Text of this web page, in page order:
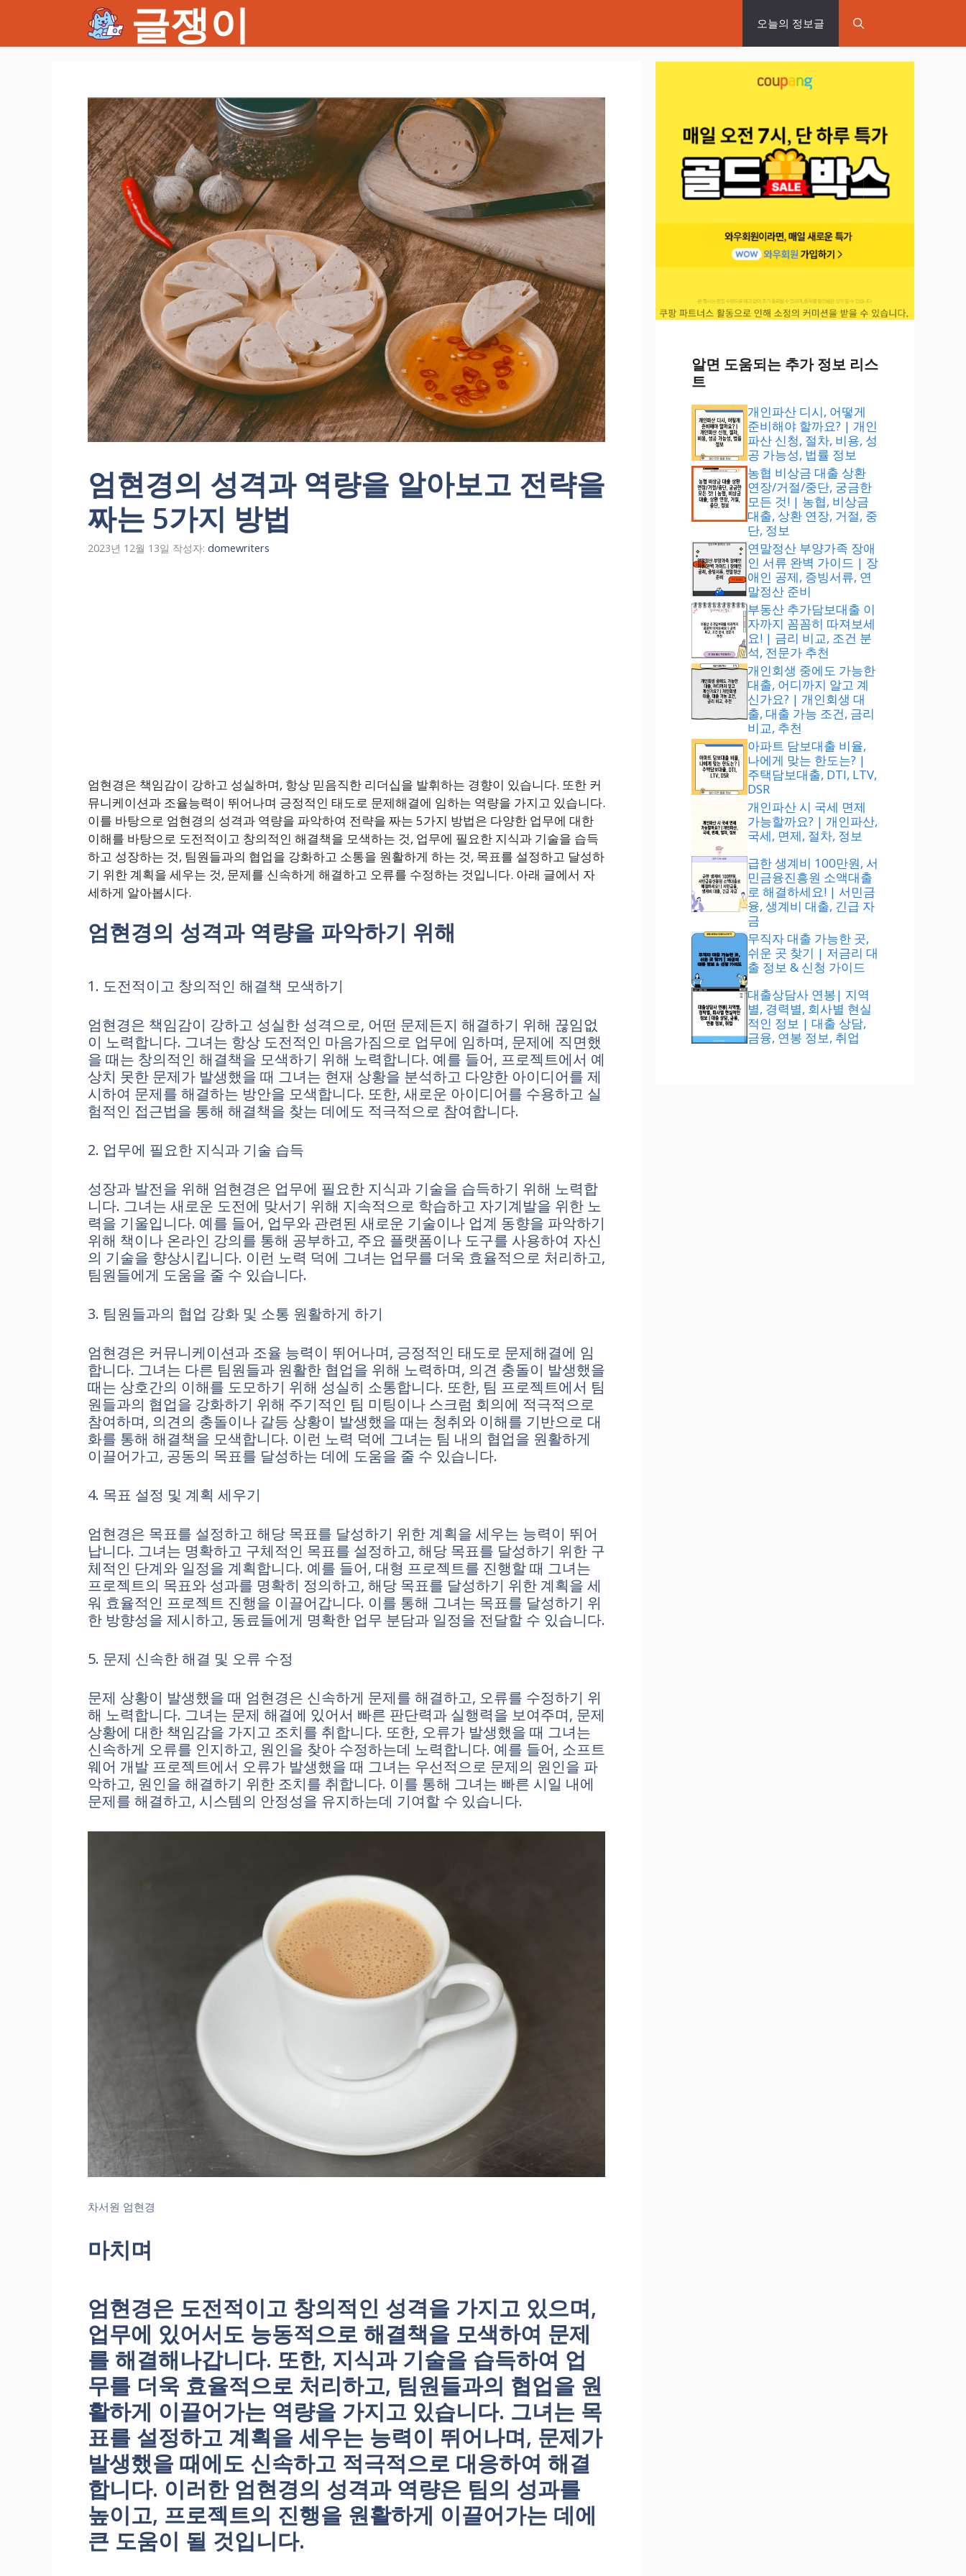
츠
글쟁이 오늘의 정보글
엄현경의 성격과 역량을 알아보고 전략을
짜는 5가지 방법
2023년 12월 13일 작성자: domewriters
엄현경은 책임감이 강하고 성실하며, 항상 믿음직한 리더십을 발휘하는 경향이 있습니다. 또한 커
뮤니케이션과 조율능력이 뛰어나며 긍정적인 태도로 문제해결에 임하는 역량을 가지고 있습니다.
이를 바탕으로 엄현경의 성격과 역량을 파악하여 전략을 짜는 5가지 방법은 다양한 업무에 대한
이해를 바탕으로 도전적이고 창의적인 해결책을 모색하는 것, 업무에 필요한 지식과 기술을 습득
하고 성장하는 것, 팀원들과의 협업을 강화하고 소통을 원활하게 하는 것, 목표를 설정하고 달성하
기 위한 계획을 세우는 것, 문제를 신속하게 해결하고 오류를 수정하는 것입니다. 아래 글에서 자
세하게 알아봅시다.
엄현경의 성격과 역량을 파악하기 위해
1. 도전적이고 창의적인 해결책 모색하기
엄현경은 책임감이 강하고 성실한 성격으로, 어떤 문제든지 해결하기 위해 끊임없
이 노력합니다. 그녀는 항상 도전적인 마음가짐으로 업무에 임하며, 문제에 직면했
을 때는 창의적인 해결책을 모색하기 위해 노력합니다. 예를 들어, 프로젝트에서 예
상치 못한 문제가 발생했을 때 그녀는 현재 상황을 분석하고 다양한 아이디어를 제
시하여 문제를 해결하는 방안을 모색합니다. 또한, 새로운 아이디어를 수용하고 실
험적인 접근법을 통해 해결책을 찾는 데에도 적극적으로 참여합니다.
2. 업무에 필요한 지식과 기술 습득
성장과 발전을 위해 엄현경은 업무에 필요한 지식과 기술을 습득하기 위해 노력합
니다. 그녀는 새로운 도전에 맞서기 위해 지속적으로 학습하고 자기계발을 위한 노
력을 기울입니다. 예를 들어, 업무와 관련된 새로운 기술이나 업계 동향을 파악하기
위해 책이나 온라인 강의를 통해 공부하고, 주요 플랫폼이나 도구를 사용하여 자신
의 기술을 향상시킵니다. 이런 노력 덕에 그녀는 업무를 더욱 효율적으로 처리하고,
팀원들에게 도움을 줄 수 있습니다.
3. 팀원들과의 협업 강화 및 소통 원활하게 하기
엄현경은 커뮤니케이션과 조율 능력이 뛰어나며, 긍정적인 태도로 문제해결에 임
합니다. 그녀는 다른 팀원들과 원활한 협업을 위해 노력하며, 의견 충돌이 발생했을
때는 상호간의 이해를 도모하기 위해 성실히 소통합니다. 또한, 팀 프로젝트에서 팀
원들과의 협업을 강화하기 위해 주기적인 팀 미팅이나 스크럼 회의에 적극적으로
참여하며, 의견의 충돌이나 갈등 상황이 발생했을 때는 청취와 이해를 기반으로 대
화를 통해 해결책을 모색합니다. 이런 노력 덕에 그녀는 팀 내의 협업을 원활하게
이끌어가고, 공동의 목표를 달성하는 데에 도움을 줄 수 있습니다.
4. 목표 설정 및 계획 세우기
엄현경은 목표를 설정하고 해당 목표를 달성하기 위한 계획을 세우는 능력이 뛰어
납니다. 그녀는 명확하고 구체적인 목표를 설정하고, 해당 목표를 달성하기 위한 구
체적인 단계와 일정을 계획합니다. 예를 들어, 대형 프로젝트를 진행할 때 그녀는
프로젝트의 목표와 성과를 명확히 정의하고, 해당 목표를 달성하기 위한 계획을 세
워 효율적인 프로젝트 진행을 이끌어갑니다. 이를 통해 그녀는 목표를 달성하기 위
한 방향성을 제시하고, 동료들에게 명확한 업무 분담과 일정을 전달할 수 있습니다.
5. 문제 신속한 해결 및 오류 수정
문제 상황이 발생했을 때 엄현경은 신속하게 문제를 해결하고, 오류를 수정하기 위
해 노력합니다. 그녀는 문제 해결에 있어서 빠른 판단력과 실행력을 보여주며, 문제
상황에 대한 책임감을 가지고 조치를 취합니다. 또한, 오류가 발생했을 때 그녀는
신속하게 오류를 인지하고, 원인을 찾아 수정하는데 노력합니다. 예를 들어, 소프트
웨어 개발 프로젝트에서 오류가 발생했을 때 그녀는 우선적으로 문제의 원인을 파
악하고, 원인을 해결하기 위한 조치를 취합니다. 이를 통해 그녀는 빠른 시일 내에
문제를 해결하고, 시스템의 안정성을 유지하는데 기여할 수 있습니다.
차서원 엄현경
마치며
엄현경은 도전적이고 창의적인 성격을 가지고 있으며,
업무에 있어서도 능동적으로 해결책을 모색하여 문제
를 해결해나갑니다. 또한, 지식과 기술을 습득하여 업
무를 더욱 효율적으로 처리하고, 팀원들과의 협업을 원
활하게 이끌어가는 역량을 가지고 있습니다. 그녀는 목
표를 설정하고 계획을 세우는 능력이 뛰어나며, 문제가
발생했을 때에도 신속하고 적극적으로 대응하여 해결
합니다. 이러한 엄현경의 성격과 역량은 팀의 성과를
높이고, 프로젝트의 진행을 원활하게 이끌어가는 데에
큰 도움이 될 것입니다.
알면 도움되는 추가 정보 리스
트
개인파산 디시, 어떻게
준비해야 할까요? | 개인
파산 신청, 절차, 비용, 성
공 가능성, 법률 정보
농협 비상금 대출 상환
연장/거절/중단, 궁금한
모든 것! | 농협, 비상금
대출, 상환 연장, 거절, 중
단, 정보
연말정산 부양가족 장애
인 서류 완벽 가이드 | 장
애인 공제, 증빙서류, 연
말정산 준비
부동산 추가담보대출 이
자까지 꼼꼼히 따져보세
요! | 금리 비교, 조건 분
석, 전문가 추천
개인회생 중에도 가능한
대출, 어디까지 알고 계
신가요? | 개인회생 대
출, 대출 가능 조건, 금리
비교, 추천
아파트 담보대출 비율,
나에게 맞는 한도는? |
주택담보대출, DTI, LTV,
DSR
개인파산 시 국세 면제
가능할까요? | 개인파산,
국세, 면제, 절차, 정보
급한 생계비 100만원, 서
민금융진흥원 소액대출
로 해결하세요! | 서민금
융, 생계비 대출, 긴급 자
금
무직자 대출 가능한 곳,
쉬운 곳 찾기 | 저금리 대
출 정보 & 신청 가이드
대출상담사 연봉| 지역
별, 경력별, 회사별 현실
적인 정보 | 대출 상담,
금융, 연봉 정보, 취업